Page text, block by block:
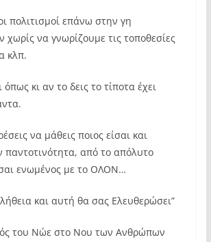
πολιτισμοί επάνω στην γη
χωρίς να γνωρίζουμε τις τοποθεσίες
κλπ.
κι αν το δεις το τίποτα έχει
να μάθεις ποιος είσαι και
παντοτινότητα, από το απόλυτο
ενωμένος με το ΟΛΟΝ…
και αυτή θα σας Ελευθερώσει”
του Νώε στο Νου των Ανθρώπων